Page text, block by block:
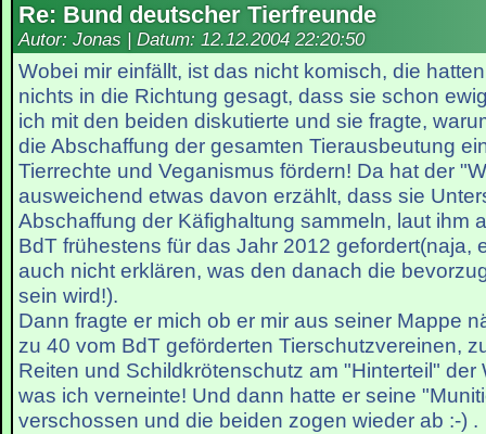
Re: Bund deutscher Tierfreunde
Autor: Jonas | Datum: 12.12.2004 22:20:50
Wobei mir einfällt, ist das nicht komisch, die
nichts in die Richtung gesagt, dass sie schon
ich mit den beiden diskutierte und sie fragte,
die Abschaffung der gesamten Tierausbeutung
Tierrechte und Veganismus fördern! Da hat der
ausweichend etwas davon erzählt, dass sie
Abschaffung der Käfighaltung sammeln, laut ihm
BdT frühestens für das Jahr 2012 gefordert(naja,
auch nicht erklären, was den danach die
sein wird!).
Dann fragte er mich ob er mir aus seiner Mappe
zu 40 vom BdT geförderten Tierschutzvereinen,
Reiten und Schildkrötenschutz am "Hinterteil" der
was ich verneinte! Und dann hatte er seine
verschossen und die beiden zogen wieder ab :-) .